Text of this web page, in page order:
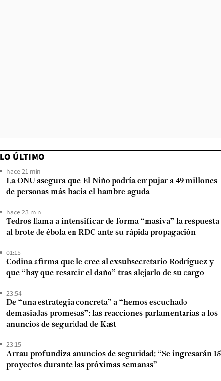
LO ÚLTIMO
hace 21 min
La ONU asegura que El Niño podría empujar a 49 millones
de personas más hacia el hambre aguda
hace 23 min
Tedros llama a intensificar de forma “masiva” la respuesta
al brote de ébola en RDC ante su rápida propagación
01:15
Codina afirma que le cree al exsubsecretario Rodríguez y
que “hay que resarcir el daño” tras alejarlo de su cargo
23:54
De “una estrategia concreta” a “hemos escuchado
demasiadas promesas”: las reacciones parlamentarias a los
anuncios de seguridad de Kast
23:15
Arrau profundiza anuncios de seguridad: “Se ingresarán 15
proyectos durante las próximas semanas”